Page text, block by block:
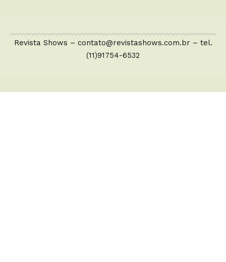
Revista Shows – contato@revistashows.com.br – tel.
(11)91754-6532